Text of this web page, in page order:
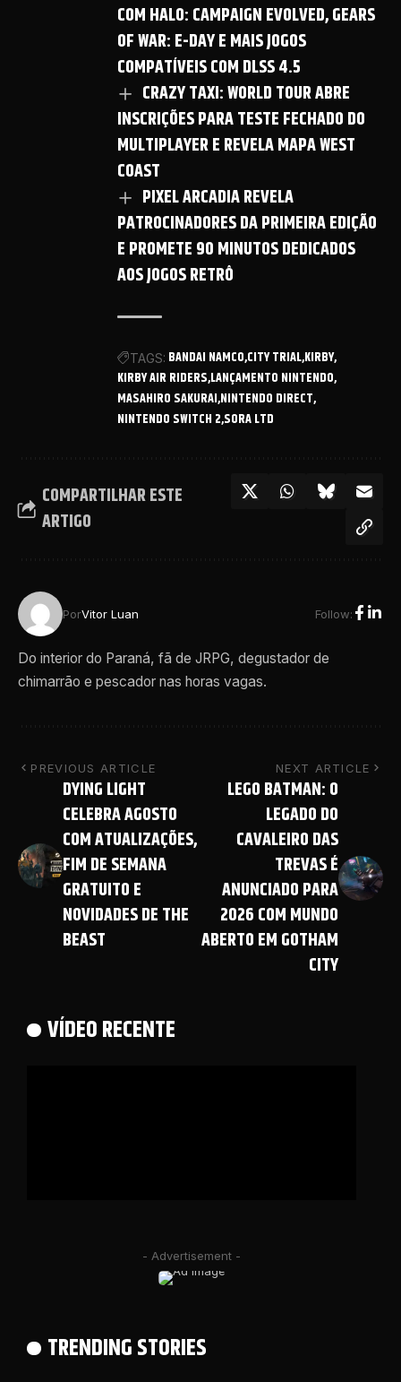
COM HALO: CAMPAIGN EVOLVED, GEARS
OF WAR: E-DAY E MAIS JOGOS
COMPATÍVEIS COM DLSS 4.5
CRAZY TAXI: WORLD TOUR ABRE
INSCRIÇÕES PARA TESTE FECHADO DO
MULTIPLAYER E REVELA MAPA WEST
COAST
PIXEL ARCADIA REVELA
PATROCINADORES DA PRIMEIRA EDIÇÃO
E PROMETE 90 MINUTOS DEDICADOS
AOS JOGOS RETRÔ
TAGS: BANDAI NAMCO CITY TRIALKIRBY
KIRBY AIR RIDERS LANÇAMENTO NINTENDO
MASAHIRO SAKURAI NINTENDO DIRECT
NINTENDO SWITCH 2 SORA LTD
COMPARTILHAR ESTE
ARTIGO
PorVitor Luan Follow:
Do interior do Paraná, fã de JRPG, degustador de
chimarrão e pescador nas horas vagas.
PREVIOUS ARTICLE
DYING LIGHT
CELEBRA AGOSTO
COM ATUALIZAÇÕES,
FIM DE SEMANA
GRATUITO E
NOVIDADES DE THE
BEAST
NEXT ARTICLE
LEGO BATMAN: O
LEGADO DO
CAVALEIRO DAS
TREVAS É
ANUNCIADO PARA
2026 COM MUNDO
ABERTO EM GOTHAM
CITY
VÍDEO RECENTE
- Advertisement -
TRENDING STORIES